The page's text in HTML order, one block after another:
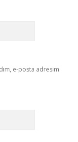
e-posta adresim